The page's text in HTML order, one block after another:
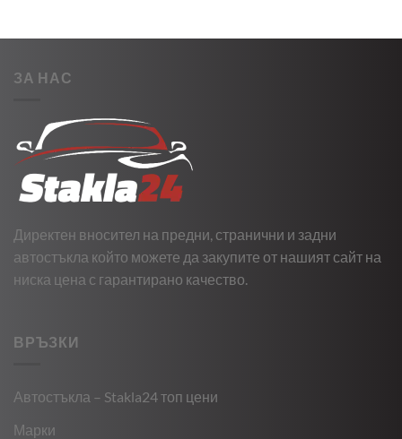
ЗА НАС
Директен вносител на предни, странични и задни
автостъкла който можете да закупите от нашият сайт на
ниска цена с гарантирано качество.
ВРЪЗКИ
Автостъкла – Stakla24 топ цени
Марки